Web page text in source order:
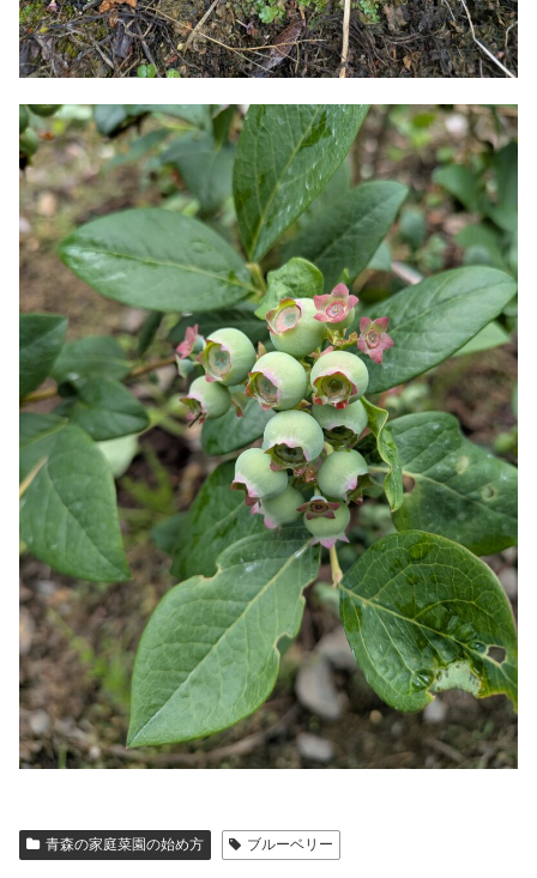
青森の家庭菜園の始め方 ブルーベリー